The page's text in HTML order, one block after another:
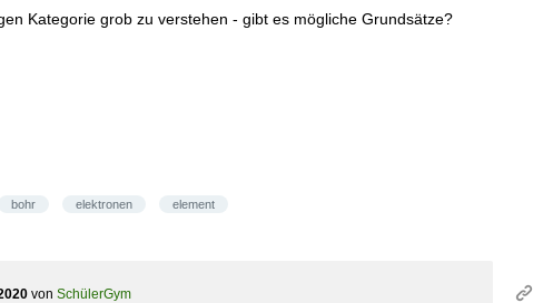
Kategorie grob zu verstehen - gibt es mögliche Grundsätze?
bohr elektronen element
von SchülerGym